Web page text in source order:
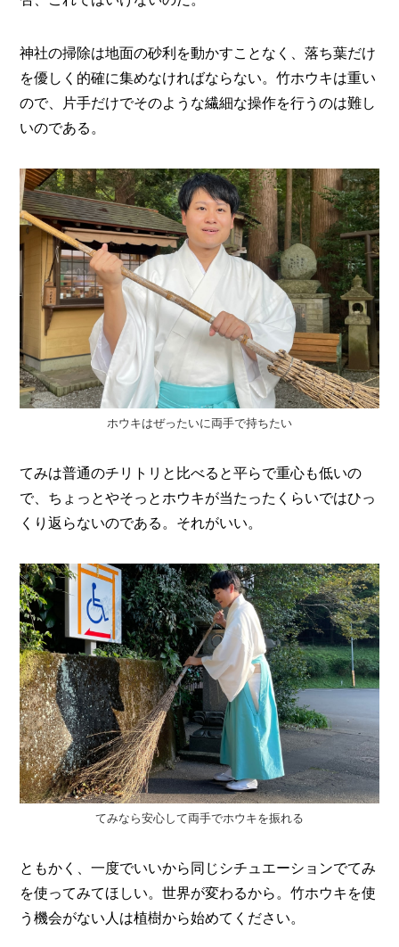
神社の掃除は地面の砂利を動かすことなく、落ち葉だけ
を優しく的確に集めなければならない。竹ホウキは重い
ので、片手だけでそのような繊細な操作を行うのは難し
いのである。
ホウキはぜったいに両手で持ちたい
てみは普通のチリトリと比べると平らで重心も低いの
で、ちょっとやそっとホウキが当たったくらいではひっ
くり返らないのである。それがいい。
てみなら安心して両手でホウキを振れる
ともかく、一度でいいから同じシチュエーションでてみ
を使ってみてほしい。世界が変わるから。竹ホウキを使
う機会がない人は植樹から始めてください。